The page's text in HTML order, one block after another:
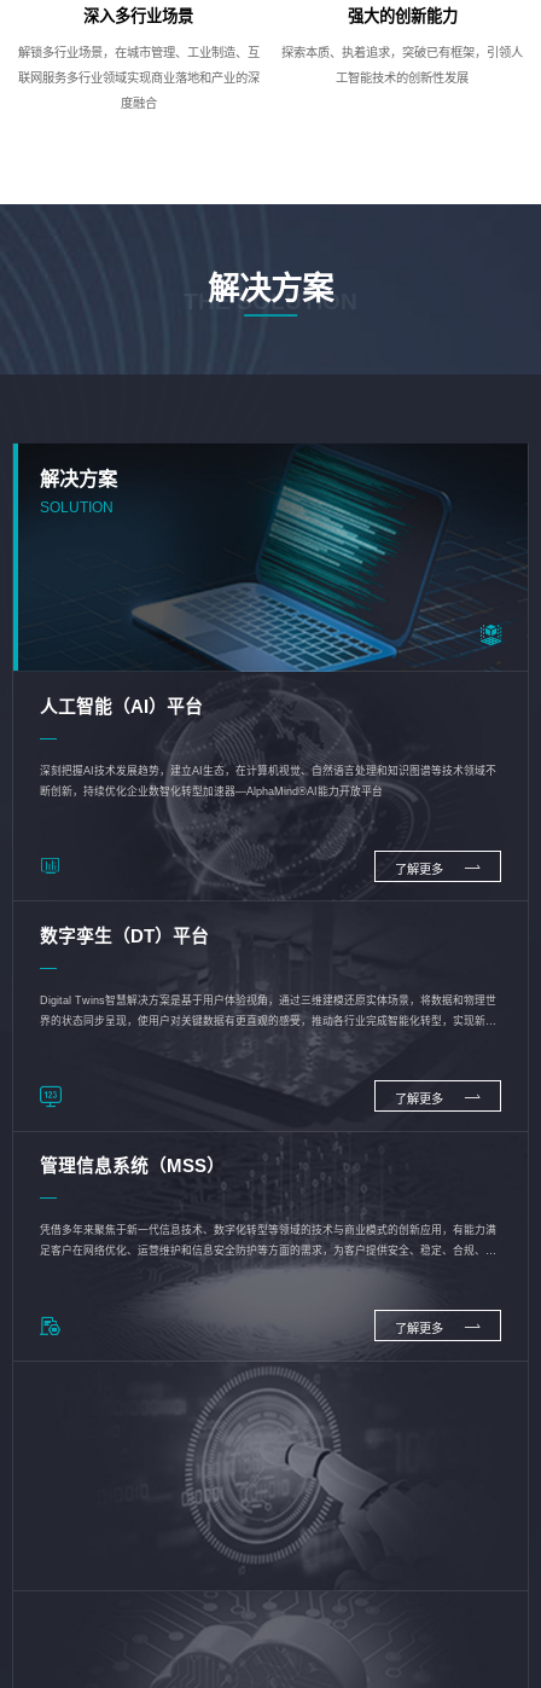
深入多行业场景
解锁多行业场景，在城市管理、工业制造、互
联网服务多行业领域实现商业落地和产业的深
度融合
强大的创新能力
探索本质、执着追求，突破已有框架，引领人
工智能技术的创新性发展
解决方案
THE SOLUTION
解决方案
SOLUTION
人工智能（AI）平台
深刻把握AI技术发展趋势，建立AI生态，在计算机视觉、自然语言处理和知识图谱等技术领域不
断创新，持续优化企业数智化转型加速器—AlphaMind®AI能力开放平台
了解更多
数字孪生（DT）平台
Digital Twins智慧解决方案是基于用户体验视角，通过三维建模还原实体场景，将数据和物理世
界的状态同步呈现，使用户对关键数据有更直观的感受，推动各行业完成智能化转型，实现新旧
了解更多
管理信息系统（MSS）
凭借多年来聚焦于新一代信息技术、数字化转型等领域的技术与商业模式的创新应用，有能力满
足客户在网络优化、运营维护和信息安全防护等方面的需求，为客户提供安全、稳定、合规、持
了解更多